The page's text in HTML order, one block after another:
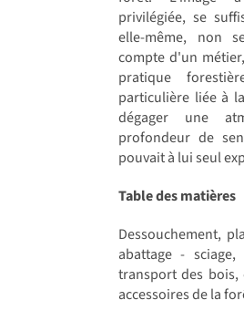
privilégiée, se
elle-même, non
compte d'un
pratique
particulière liée à
dégager une
profondeur de
pouvait à lui seul
Table des matières
Dessouchement,
abattage -
transport des
accessoires de la